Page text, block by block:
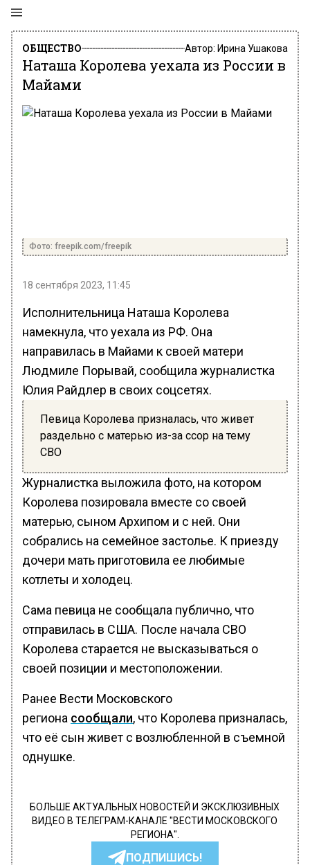
ОБЩЕСТВО Автор: Ирина Ушакова
Наташа Королева уехала из России в
Майами
Фото: freepik.com/freepik
18 сентября 2023, 11:45
Исполнительница Наташа Королева
намекнула, что уехала из РФ. Она
направилась в Майами к своей матери
Людмиле Порывай, сообщила журналистка
Юлия Райдлер в своих соцсетях.
Певица Королева призналась, что живет
раздельно с матерью из-за ссор на тему
СВО
Журналистка выложила фото, на котором
Королева позировала вместе со своей
матерью, сыном Архипом и с ней. Они
собрались на семейное застолье. К приезду
дочери мать приготовила ее любимые
котлеты и холодец.
Сама певица не сообщала публично, что
отправилась в США. После начала СВО
Королева старается не высказываться о
своей позиции и местоположении.
Ранее Вести Московского
региона сообщали, что Королева призналась,
что её сын живет с возлюбленной в съемной
однушке.
БОЛЬШЕ АКТУАЛЬНЫХ НОВОСТЕЙ И ЭКСКЛЮЗИВНЫХ
ВИДЕО В ТЕЛЕГРАМ-КАНАЛЕ "ВЕСТИ МОСКОВСКОГО
РЕГИОНА".
ПОДПИШИСЬ!